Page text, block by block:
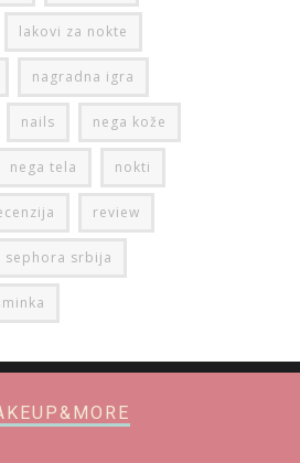
lakovi za nokte
nagradna igra
nails nega kože
nega tela nokti
review
sephora srbija